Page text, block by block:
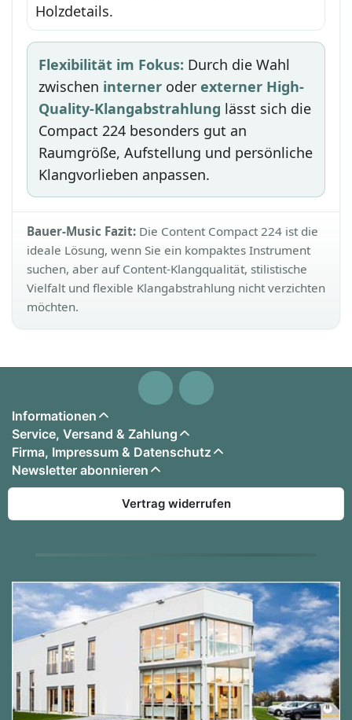
Holzdetails.
Flexibilität im Fokus: Durch die Wahl
zwischen interner oder externer High-
Quality-Klangabstrahlung lässt sich die
Compact 224 besonders gut an
Raumgröße, Aufstellung und persönliche
Klangvorlieben anpassen.
Bauer-Music Fazit: Die Content Compact 224 ist die
ideale Lösung, wenn Sie ein kompaktes Instrument
suchen, aber auf Content-Klangqualität, stilistische
Vielfalt und flexible Klangabstrahlung nicht verzichten
möchten.
Informationen
Service, Versand & Zahlung
Firma, Impressum & Datenschutz
Newsletter abonnieren
Vertrag widerrufen